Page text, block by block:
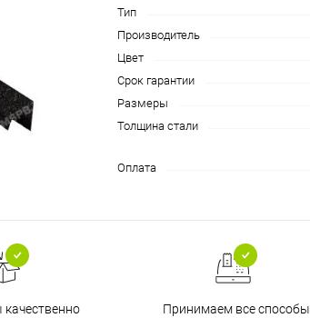
Тип
Производитель
Цвет
Срок гарантии
Размеры
Толщина стали
Оплата
качественно
Принимаем все способы